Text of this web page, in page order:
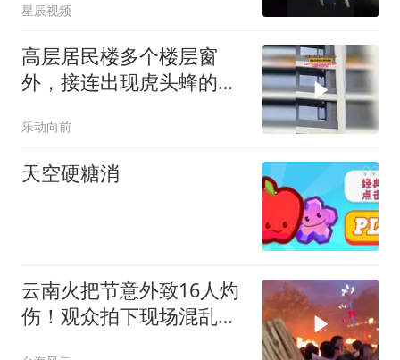
灼伤
星辰视频
高层居民楼多个楼层窗
外，接连出现虎头蜂的蜂
乐动向前
天空硬糖消
云南火把节意外致16人灼
伤！观众拍下现场混乱场